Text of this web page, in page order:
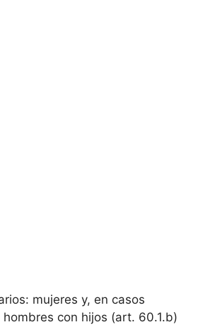
mujeres y, en casos
con hijos (art. 60.1.b)